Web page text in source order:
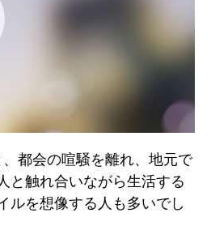
都会の喧騒を離れ、地元で
と触れ合いながら生活する
ルを想像する人も多いでし